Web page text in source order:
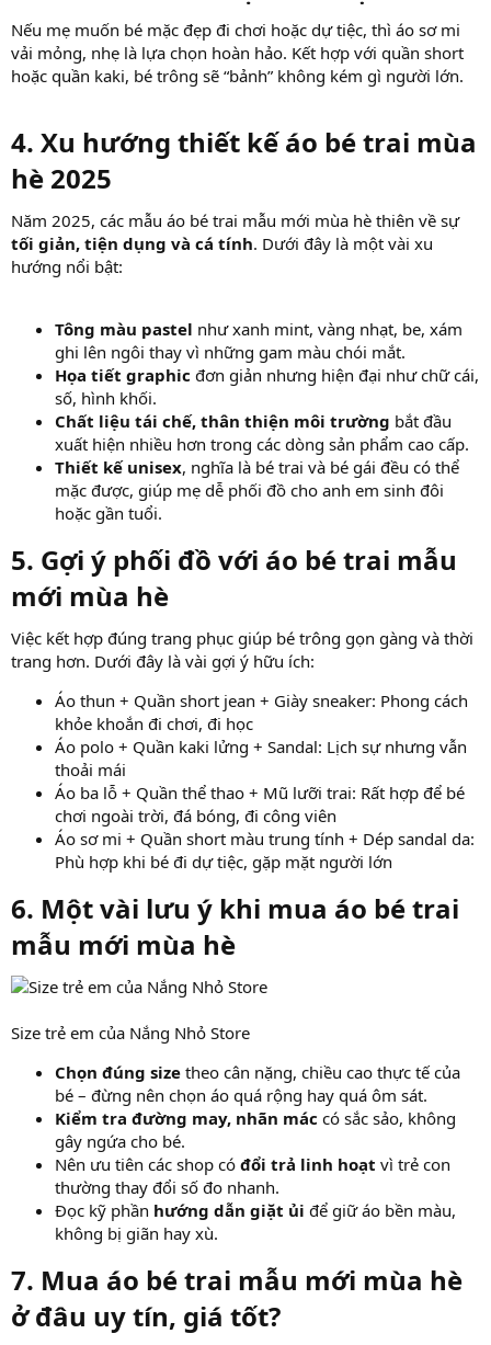
Nếu mẹ muốn bé mặc đẹp đi chơi hoặc dự tiệc, thì áo sơ mi
vải mỏng, nhẹ là lựa chọn hoàn hảo. Kết hợp với quần short
hoặc quần kaki, bé trông sẽ “bảnh” không kém gì người lớn.
4. Xu hướng thiết kế áo bé trai mùa
hè 2025
Năm 2025, các mẫu áo bé trai mẫu mới mùa hè thiên về sự
tối giản, tiện dụng và cá tính. Dưới đây là một vài xu
hướng nổi bật:
Tông màu pastel như xanh mint, vàng nhạt, be, xám
ghi lên ngôi thay vì những gam màu chói mắt.
Họa tiết graphic đơn giản nhưng hiện đại như chữ cái,
số, hình khối.
Chất liệu tái chế, thân thiện môi trường bắt đầu
xuất hiện nhiều hơn trong các dòng sản phẩm cao cấp.
Thiết kế unisex, nghĩa là bé trai và bé gái đều có thể
mặc được, giúp mẹ dễ phối đồ cho anh em sinh đôi
hoặc gần tuổi.
5. Gợi ý phối đồ với áo bé trai mẫu
mới mùa hè
Việc kết hợp đúng trang phục giúp bé trông gọn gàng và thời
trang hơn. Dưới đây là vài gợi ý hữu ích:
Áo thun + Quần short jean + Giày sneaker: Phong cách
khỏe khoắn đi chơi, đi học
Áo polo + Quần kaki lửng + Sandal: Lịch sự nhưng vẫn
thoải mái
Áo ba lỗ + Quần thể thao + Mũ lưỡi trai: Rất hợp để bé
chơi ngoài trời, đá bóng, đi công viên
Áo sơ mi + Quần short màu trung tính + Dép sandal da:
Phù hợp khi bé đi dự tiệc, gặp mặt người lớn
6. Một vài lưu ý khi mua áo bé trai
mẫu mới mùa hè
Size trẻ em của Nắng Nhỏ Store
Chọn đúng size theo cân nặng, chiều cao thực tế của
bé – đừng nên chọn áo quá rộng hay quá ôm sát.
Kiểm tra đường may, nhãn mác có sắc sảo, không
gây ngứa cho bé.
Nên ưu tiên các shop có đổi trả linh hoạt vì trẻ con
thường thay đổi số đo nhanh.
Đọc kỹ phần hướng dẫn giặt ủi để giữ áo bền màu,
không bị giãn hay xù.
7. Mua áo bé trai mẫu mới mùa hè
ở đâu uy tín, giá tốt?